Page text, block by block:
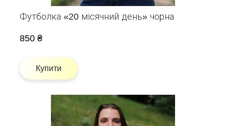
Футболка «20 місячний день» чорна
850 ₴
Купити